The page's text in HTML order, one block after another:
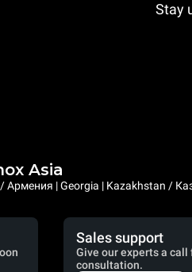
Stay
Asia
| Georgia | Kazakhstan /
Sales support
Give our experts a call
consultation.